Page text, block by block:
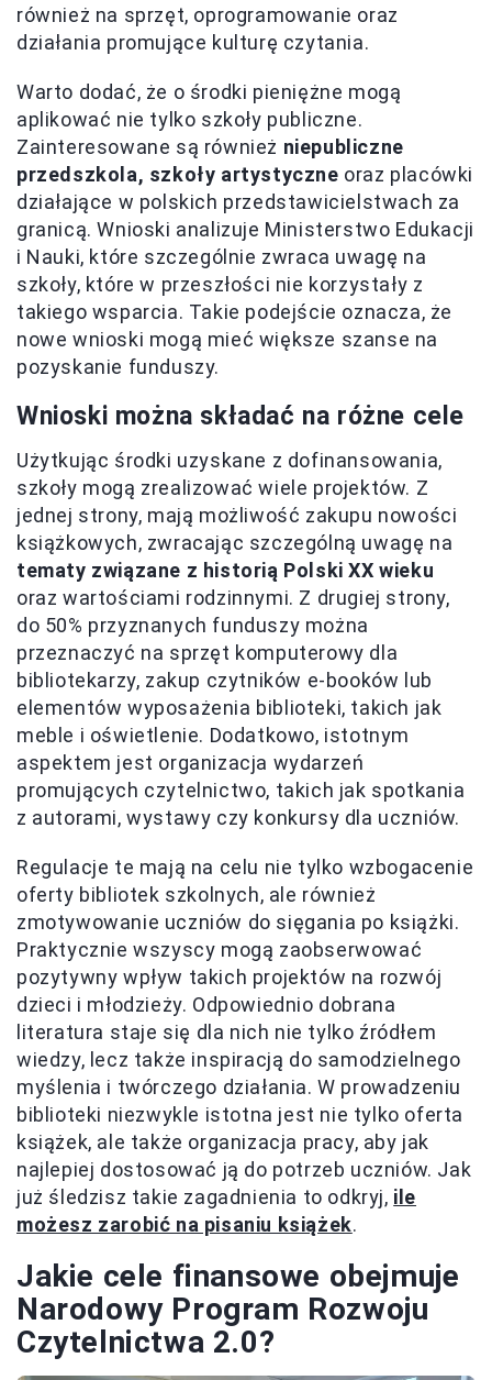
również na sprzęt, oprogramowanie oraz
działania promujące kulturę czytania.
Warto dodać, że o środki pieniężne mogą
aplikować nie tylko szkoły publiczne.
Zainteresowane są również niepubliczne
przedszkola, szkoły artystyczne oraz placówki
działające w polskich przedstawicielstwach za
granicą. Wnioski analizuje Ministerstwo Edukacji
i Nauki, które szczególnie zwraca uwagę na
szkoły, które w przeszłości nie korzystały z
takiego wsparcia. Takie podejście oznacza, że
nowe wnioski mogą mieć większe szanse na
pozyskanie funduszy.
Wnioski można składać na różne cele
Użytkując środki uzyskane z dofinansowania,
szkoły mogą zrealizować wiele projektów. Z
jednej strony, mają możliwość zakupu nowości
książkowych, zwracając szczególną uwagę na
tematy związane z historią Polski XX wieku
oraz wartościami rodzinnymi. Z drugiej strony,
do 50% przyznanych funduszy można
przeznaczyć na sprzęt komputerowy dla
bibliotekarzy, zakup czytników e-booków lub
elementów wyposażenia biblioteki, takich jak
meble i oświetlenie. Dodatkowo, istotnym
aspektem jest organizacja wydarzeń
promujących czytelnictwo, takich jak spotkania
z autorami, wystawy czy konkursy dla uczniów.
Regulacje te mają na celu nie tylko wzbogacenie
oferty bibliotek szkolnych, ale również
zmotywowanie uczniów do sięgania po książki.
Praktycznie wszyscy mogą zaobserwować
pozytywny wpływ takich projektów na rozwój
dzieci i młodzieży. Odpowiednio dobrana
literatura staje się dla nich nie tylko źródłem
wiedzy, lecz także inspiracją do samodzielnego
myślenia i twórczego działania. W prowadzeniu
biblioteki niezwykle istotna jest nie tylko oferta
książek, ale także organizacja pracy, aby jak
najlepiej dostosować ją do potrzeb uczniów. Jak
już śledzisz takie zagadnienia to odkryj, ile
możesz zarobić na pisaniu książek.
Jakie cele finansowe obejmuje
Narodowy Program Rozwoju
Czytelnictwa 2.0?